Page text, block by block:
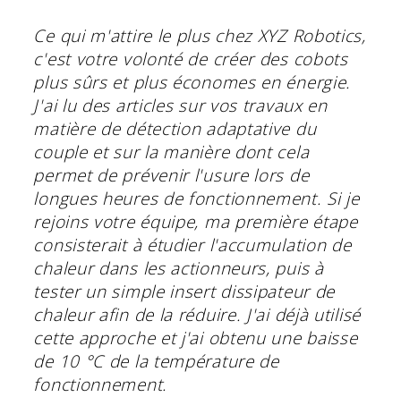
Ce qui m'attire le plus chez XYZ Robotics,
c'est votre volonté de créer des cobots
plus sûrs et plus économes en énergie.
J'ai lu des articles sur vos travaux en
matière de détection adaptative du
couple et sur la manière dont cela
permet de prévenir l'usure lors de
longues heures de fonctionnement. Si je
rejoins votre équipe, ma première étape
consisterait à étudier l'accumulation de
chaleur dans les actionneurs, puis à
tester un simple insert dissipateur de
chaleur afin de la réduire. J'ai déjà utilisé
cette approche et j'ai obtenu une baisse
de 10 °C de la température de
fonctionnement.